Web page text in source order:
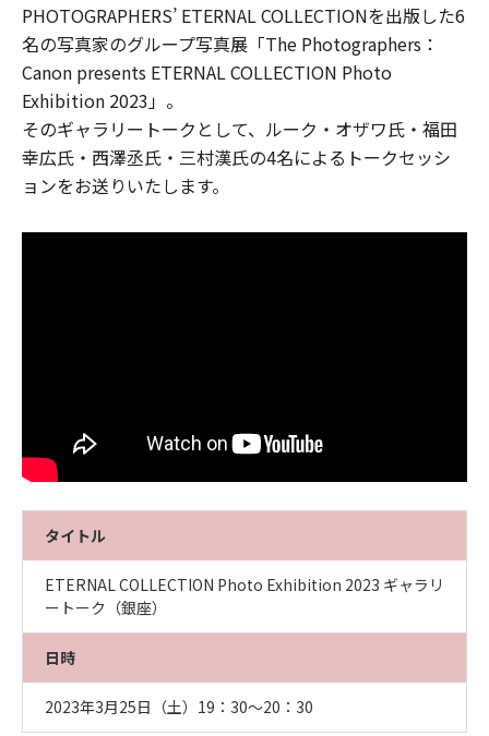
PHOTOGRAPHERS’ ETERNAL COLLECTIONを出版した6
名の写真家のグループ写真展「The Photographers：
Canon presents ETERNAL COLLECTION Photo
Exhibition 2023」。
そのギャラリートークとして、ルーク・オザワ氏・福田
幸広氏・西澤丞氏・三村漢氏の4名によるトークセッシ
ョンをお送りいたします。
タイトル
ETERNAL COLLECTION Photo Exhibition 2023 ギャラリ
ートーク（銀座）
日時
2023年3月25日（土）19：30～20：30